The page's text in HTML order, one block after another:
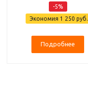
-5%
Экономия 1 250 руб.
Подробнее